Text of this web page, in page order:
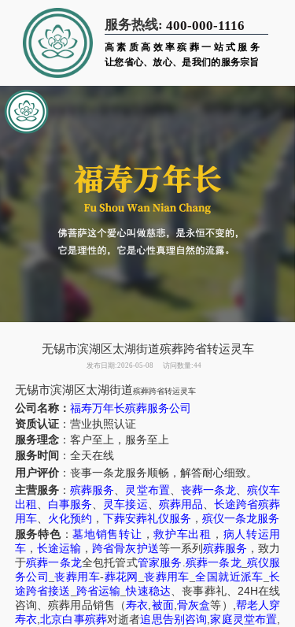
服务热线: 400-000-1116
高素质高效率殡葬一站式服务
让您省心、放心、是我们的服务宗旨
无锡市滨湖区太湖街道殡葬跨省转运灵车
发布日期:2026-05-08 访问数量:44
无锡市滨湖区太湖街道殡葬跨省转运灵车
公司名称： 福寿万年长殡葬服务公司
资质认证：营业执照认证
服务理念：客户至上，服务至上
服务时间 ：全天在线
用户评价：丧事一条龙服务顺畅，解答耐心细致。
主营服务 ：殡葬服务、 灵堂布置、 丧葬一条龙、殡仪车
出租 、 白事服务、 灵车接运、 殡葬用品、 长途跨省殡葬
用车、 火化预约 ， 下葬安葬礼仪服务 ， 殡仪一条龙服务
服务特色：墓地销售转让 ，救护车出租 ， 病人转运用
车， 长途运输 ，跨省骨灰护送等一系列 殡葬服务 ，致力
于殡葬一条龙全包托管式管家服务 .殡葬一条龙_ 殡仪服
务公司
_丧葬用车-葬花网 丧葬用车 全国就近派车 长
途跨省接送 跨省运输 _快速稳达、丧事葬礼、 24H在线
咨询、殡葬用品销售 （寿衣 被面, 骨灰盒等）
帮老人穿
寿衣 ,北京白事殡葬对逝者追思告别咨询 ,家庭灵堂布置